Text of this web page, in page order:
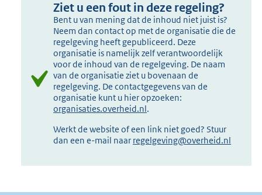
Ziet u een fout in deze regeling?
Bent u van mening dat de inhoud niet juist is?
Neem dan contact op met de organisatie die de
regelgeving heeft gepubliceerd. Deze
organisatie is namelijk zelf verantwoordelijk
voor de inhoud van de regelgeving. De naam
van de organisatie ziet u bovenaan de
regelgeving. De contactgegevens van de
organisatie kunt u hier opzoeken:
organisaties.overheid.nl.
Werkt de website of een link niet goed? Stuur
dan een e-mail naar regelgeving@overheid.nl